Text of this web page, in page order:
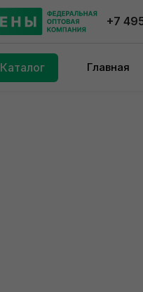
+7
Главная
Каталог